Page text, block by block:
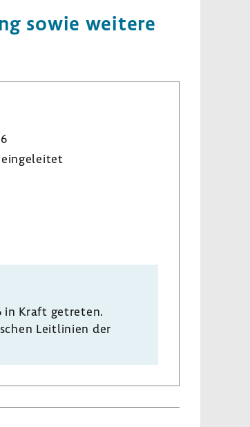
sowie weitere
in Kraft getreten.
Leit­li­nien der